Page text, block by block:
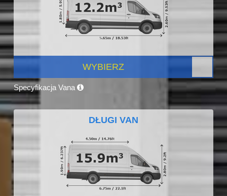
WYBIERZ
Specyfikacja Vana
DŁUGI VAN